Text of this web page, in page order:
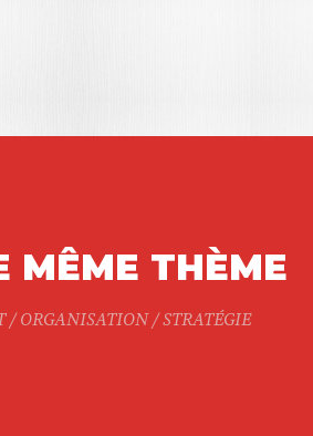
MÊME THÈME
ORGANISATION / STRATÉGIE